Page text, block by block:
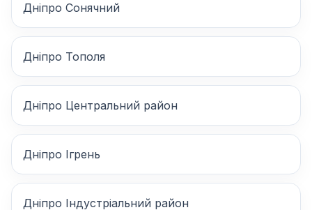
Дніпро Сонячний
Дніпро Тополя
Дніпро Центральний район
Дніпро Ігрень
Дніпро Індустріальний район